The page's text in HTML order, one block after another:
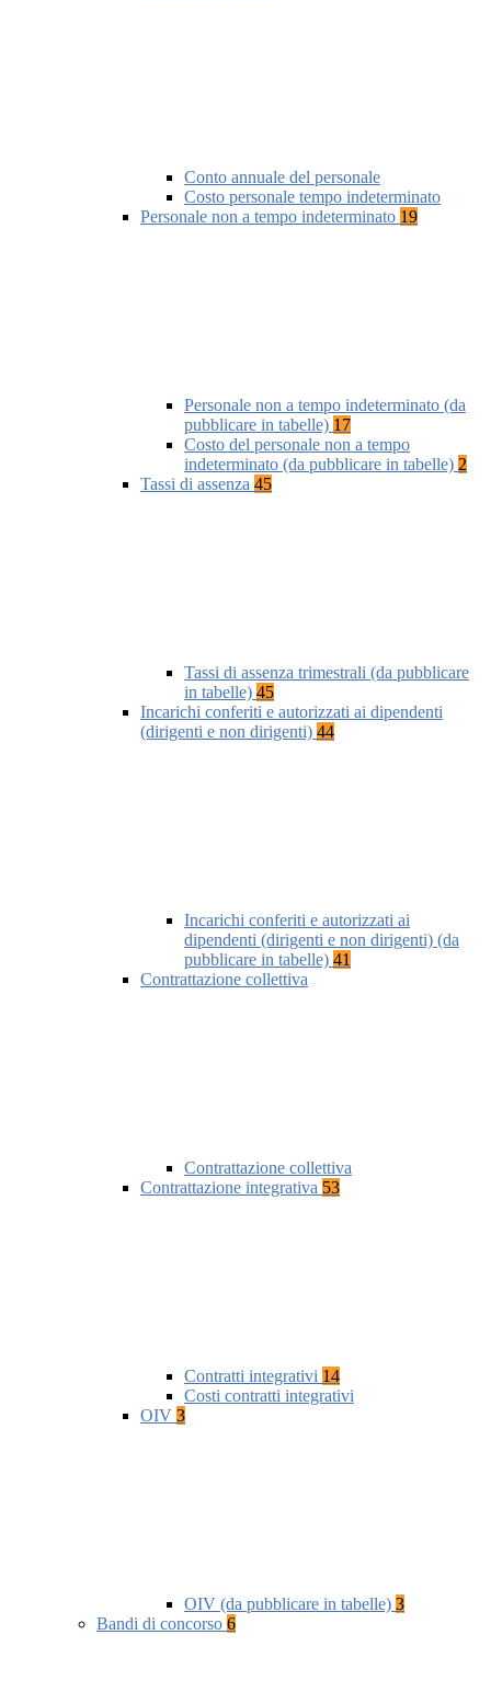
Conto annuale del personale
Costo personale tempo indeterminato
Personale non a tempo indeterminato 19
Personale non a tempo indeterminato (da
pubblicare in tabelle) 17
Costo del personale non a tempo
indeterminato (da pubblicare in tabelle) 2
Tassi di assenza 45
Tassi di assenza trimestrali (da pubblicare
in tabelle) 45
Incarichi conferiti e autorizzati ai dipendenti
(dirigenti e non dirigenti) 44
Incarichi conferiti e autorizzati ai
dipendenti (dirigenti e non dirigenti) (da
pubblicare in tabelle) 41
Contrattazione collettiva
Contrattazione collettiva
Contrattazione integrativa 53
Contratti integrativi 14
Costi contratti integrativi
OIV 3
OIV (da pubblicare in tabelle) 3
Bandi di concorso 6